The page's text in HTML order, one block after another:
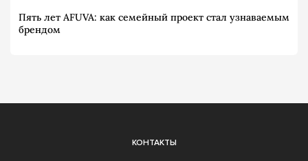
Пять лет AFUVA: как семейный проект стал узнаваемым
брендом
КОНТАКТЫ